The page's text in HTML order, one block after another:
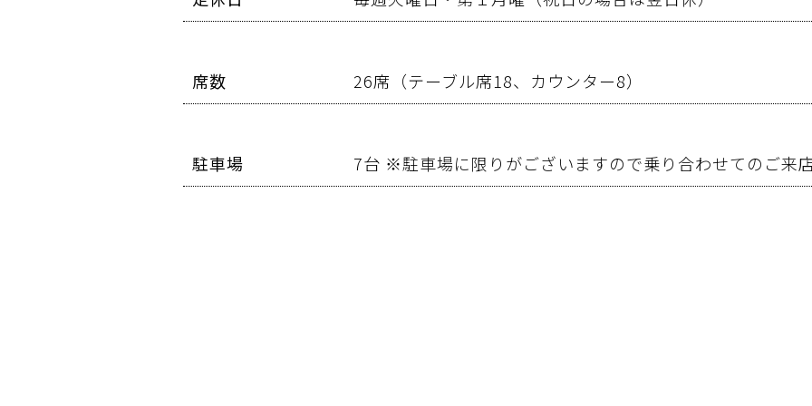
席数 26席（テーブル席18、カウンター8）
駐車場 7台 ※駐車場に限りがございますので乗り合わせてのご来